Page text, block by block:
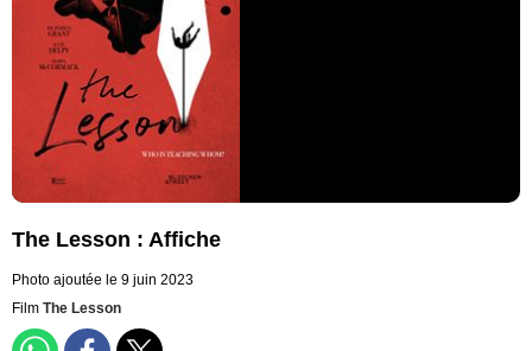
The Lesson : Affiche
Photo ajoutée le 9 juin 2023
Film The Lesson